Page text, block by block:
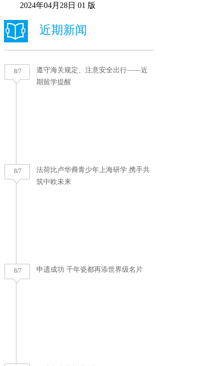
2024年04月28日 01 版